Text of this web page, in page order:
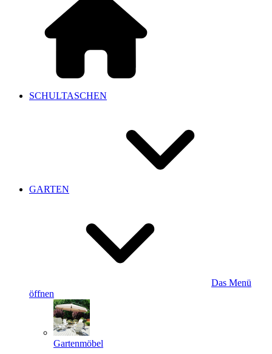
SCHULTASCHEN
GARTEN
Das Menü
öffnen
Gartenmöbel